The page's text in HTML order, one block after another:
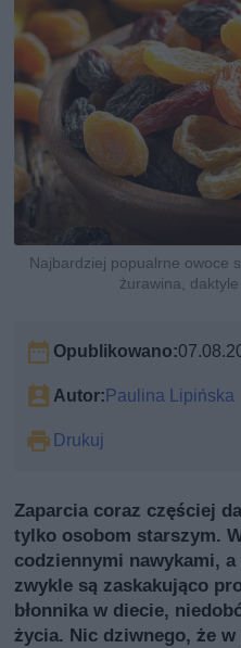
Najbardziej popualrne owoce
żurawina,
Opublikowano:
Autor:Paulina Lipińska
Drukuj
Zaparcia coraz częściej
tylko osobom starszym.
codziennymi nawykami,
zwykle są zaskakująco
błonnika w diecie,
życia. Nic dziwnego, że